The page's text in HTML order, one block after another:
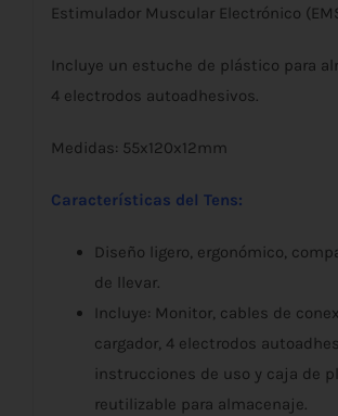
Estimulador Muscular Electrónico
Incluye un estuche de plástico para
4 electrodos autoadhesivos.
Medidas: 55x120x12mm
Características del Tens:
Diseño ligero, ergonómico,
de llevar.
Incluye: Monitor, cables de
cargador, 4 electrodos
instrucciones de uso y caja de
reutilizable para almacenaje.